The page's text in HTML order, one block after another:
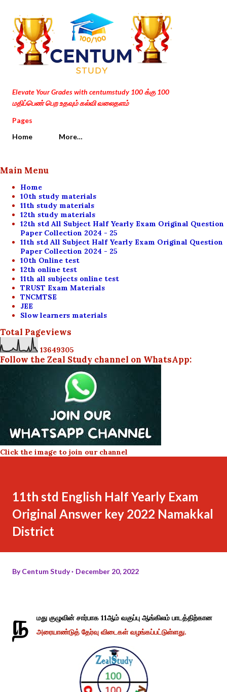
Skip to main content
Elevate Your Grades with centumstudy 100 க்கு 100
மதிப்பெண் பெற உதவும் கல்வி வலைதளம்
Pages
Home
More…
Main Menu
Home
10th study materials
11th study materials
12th study materials
12th std All Subject Half Yearly Exam Original Question
Paper Collection 2024 - 25
11th std All Subject Half Yearly Exam Original Question
Paper Collection 2024 - 25
10th Online test
12th online test
11th all subjects online test
TRUST Exam Materials
TNCMTSE
JEE
Slow learners materials
Total Pageviews
13649305
Follow the Zeal Study channel on WhatsApp:
Click the image to join our channel
11th std English Half Yearly Exam
Original Answer key 2022 Namakkal
District
ByCentum Study December 20, 2022
ந
மது குழுவின் சார்பாக 11ஆம் வகுப்பு ஆங்கிலம் பாடத்திற்கான
அரையாண்டுத் தேர்வு விடைகள் வழங்கப்பட்டுள்ளது.